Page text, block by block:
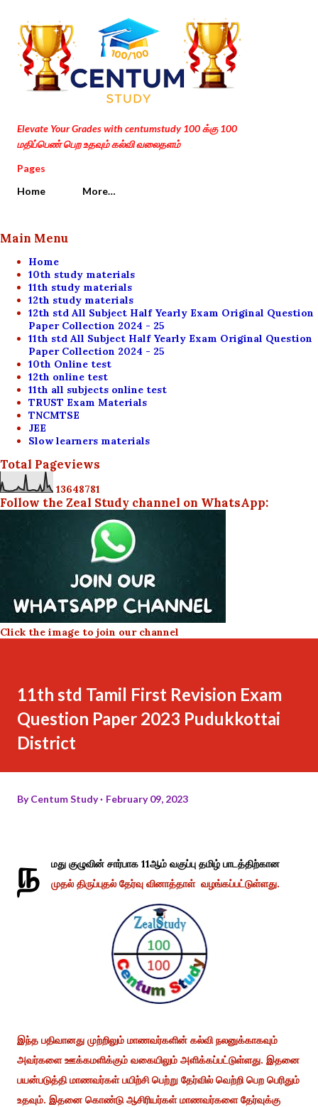
Skip to main content
Elevate Your Grades with centumstudy 100 க்கு 100
மதிப்பெண் பெற உதவும் கல்வி வலைதளம்
Pages
Home
More…
Main Menu
Home
10th study materials
11th study materials
12th study materials
12th std All Subject Half Yearly Exam Original Question
Paper Collection 2024 - 25
11th std All Subject Half Yearly Exam Original Question
Paper Collection 2024 - 25
10th Online test
12th online test
11th all subjects online test
TRUST Exam Materials
TNCMTSE
JEE
Slow learners materials
Total Pageviews
13648781
Follow the Zeal Study channel on WhatsApp:
Click the image to join our channel
11th std Tamil First Revision Exam
Question Paper 2023 Pudukkottai
District
ByCentum Study February 09, 2023
ந
மது குழுவின் சார்பாக 11ஆம் வகுப்பு தமிழ் பாடத்திற்கான
முதல் திருப்புதல் தேர்வு வினாத்தாள் வழங்கப்பட்டுள்ளது.
இந்த பதிவானது முற்றிலும் மாணவர்களின் கல்வி நலனுக்காகவும்
அவர்களை ஊக்கமளிக்கும் வகையிலும் அளிக்கப்பட்டுள்ளது. இதனை
பயன்படுத்தி மாணவர்கள் பயிற்சி பெற்று தேர்வில் வெற்றி பெற பெரிதும்
உதவும். இதனை கொண்டு ஆசிரியர்கள் மாணவர்களை தேர்வுக்கு